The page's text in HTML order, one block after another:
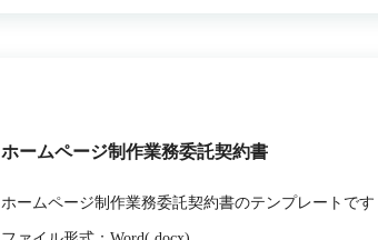
ホームページ制作業務委託契約書
ホームページ制作業務委託契約書のテンプレートです